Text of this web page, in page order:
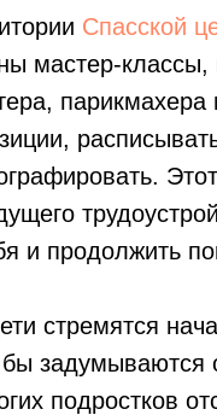
Спасской
мастер-
и продолжить
стремятся
подростков